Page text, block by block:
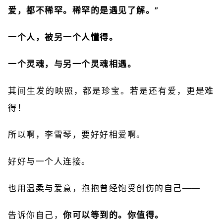
爱，都不稀罕。稀罕的是遇见了解。”
一个人，被另一个人懂得。
一个灵魂，与另一个灵魂相遇。
其间生发的映照，都是珍宝。若是还有爱，更是难
得！
所以啊，李雪琴，要好好相爱啊。
好好与一个人连接。
也用温柔与爱意，抱抱曾经饱受创伤的自己——
告诉你自己， 你可以等到的。你值得。